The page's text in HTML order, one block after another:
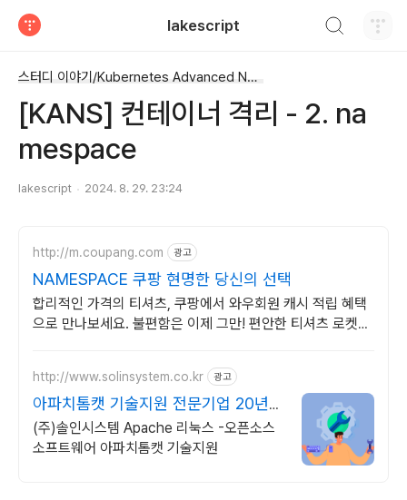
lakescript
스터디 이야기/Kubernetes Advanced Networking Study
[KANS] 컨테이너 격리 - 2. na
mespace
lakescript 2024. 8. 29. 23:24
http://m.coupang.com 광고
NAMESPACE 쿠팡 현명한 당신의 선택
합리적인 가격의 티셔츠, 쿠팡에서 와우회원 캐시 적립 혜택
으로 만나보세요. 불편함은 이제 그만! 편안한 티셔츠 로켓배
http://www.solinsystem.co.kr 광고
아파치톰캣 기술지원 전문기업 20년이
상 기술지원 노하우
(주)솔인시스템 Apache 리눅스 -오픈소스
소프트웨어 아파치톰캣 기술지원